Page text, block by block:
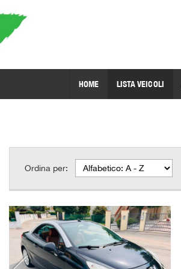
HOME LISTA VEICOLI
Ordina per: